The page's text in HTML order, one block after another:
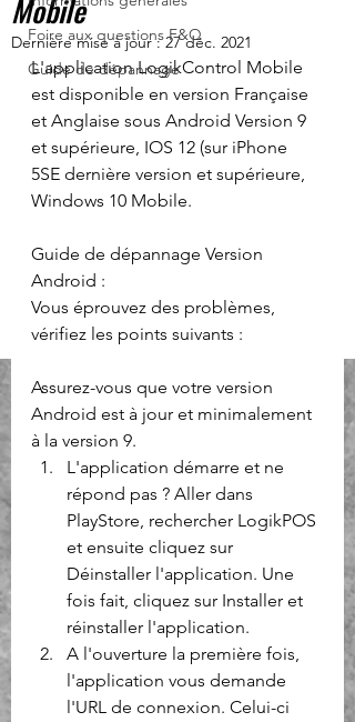
Foire aux questions F&Q
Guide de dépannage
Mobile
Dernière mise à jour :27 déc. 2021
L'application LogikControl Mobile
est disponible en version Française
et Anglaise sous Android Version 9
et supérieure, IOS 12 (sur iPhone
5SE dernière version et supérieure,
Windows 10 Mobile.
Guide de dépannage Version
Android :
Vous éprouvez des problèmes,
vérifiez les points suivants :
Assurez-vous que votre version
Android est à jour et minimalement
à la version 9.
L'application démarre et ne
répond pas ? Aller dans
PlayStore, rechercher LogikPOS
et ensuite cliquez sur
Déinstaller l'application. Une
fois fait, cliquez sur Installer et
réinstaller l'application.
A l'ouverture la première fois,
l'application vous demande
l'URL de connexion. Celui-ci